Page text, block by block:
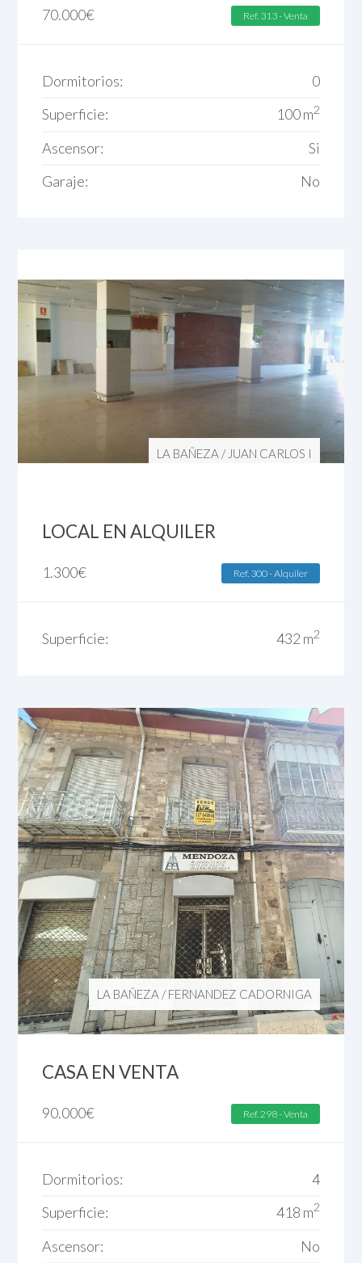
70.000€ Ref. 313 - Venta
Dormitorios:
0
Superficie:
100 m2
Ascensor:
Si
Garaje:
No
LA BAÑEZA / JUAN CARLOS I
LOCAL EN ALQUILER
1.300€ Ref. 300 - Alquiler
Superficie: 432 m2
LA BAÑEZA /FERNANDEZ CADORNIGA
CASA EN VENTA
90.000€ Ref. 298 - Venta
Dormitorios:
4
Superficie:
418 m2
Ascensor:
No